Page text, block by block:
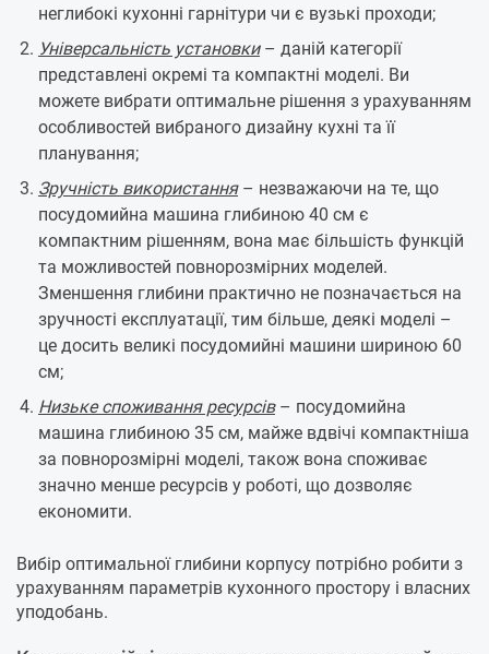
неглибокі кухонні гарнітури чи є вузькі проходи;
Універсальність установки– даній категорії
представлені окремі та компактні моделі. Ви
можете вибрати оптимальне рішення з урахуванням
особливостей вибраного дизайну кухні та її
планування;
Зручність використання– незважаючи на те, що
посудомийна машина глибиною 40 см є
компактним рішенням, вона має більшість функцій
та можливостей повнорозмірних моделей.
Зменшення глибини практично не позначається на
зручності експлуатації, тим більше, деякі моделі –
це досить великі посудомийні машини шириною 60
см;
Низьке споживання ресурсів– посудомийна
машина глибиною 35 см, майже вдвічі компактніша
за повнорозмірні моделі, також вона споживає
значно менше ресурсів у роботі, що дозволяє
економити.
Вибір оптимальної глибини корпусу потрібно робити з
урахуванням параметрів кухонного простору і власних
уподобань.